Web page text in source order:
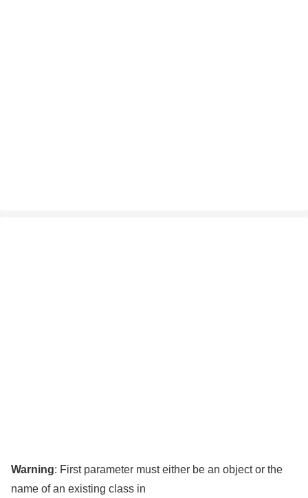
Warning: First parameter must either be an object or the
name of an existing class in